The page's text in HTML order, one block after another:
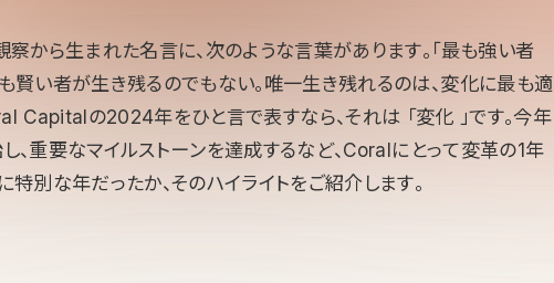
察から生まれた名言に、次のような言葉があります。「最も強い者
賢い者が生き残るのでもない。唯一生き残れるのは、変化に最も適
Capitalの2024年をひと言で表すなら、それは 「変化 」です。今年
、重要なマイルストーンを達成するなど、Coralにとって変革の1年
特別な年だったか、そのハイライトをご紹介します。